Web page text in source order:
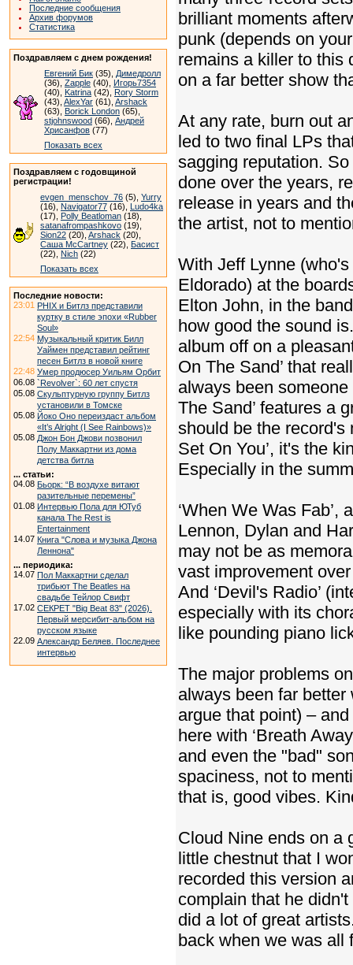
Последние сообщения
Архив форумов
Статистика
Поздравляем с днем рождения!
Евгений Бик (35), Димедролл
(36), Zapple (40), Игорь7354
(40), Katrina (42), Rory Storm
(43), AlexYar (61), Arshack
(63), Borick London (65),
stjohnswood (66), Андрей
Хрисанфов (77)
Показать всех
Поздравляем с годовщиной
регистрации!
evgen_menschov_76 (5), Yurry
(16), Navigator77 (16), Ludo4ka
(17), Polly Beatloman (18),
satanafrompashkovo (19),
Sion22 (20), Arshack (20),
Саша McCartney (22), Басист
(22), Nich (22)
Показать всех
Последние новости:
23:01 PHIX и Битлз представили
куртку в стиле эпохи «Rubber
Soul»
22:54 Музыкальный критик Билл
Уаймен представил рейтинг
песен Битлз в новой книге
22:48 Умер продюсер Уильям Орбит
06.08 `Revolver`: 60 лет спустя
05.08 Скульптурную группу Битлз
установили в Томске
05.08 Йоко Оно переиздаст альбом
«It’s Alright (I See Rainbows)»
05.08 Джон Бон Джови позвонил
Полу Маккартни из дома
детства битла
... статьи:
04.08 Бьорк: “В воздухе витают
разительные перемены”
01.08 Интервью Пола для ЮТуб
канала The Rest is
Entertainment
14.07 Книга "Слова и музыка Джона
Леннона"
... периодика:
14.07 Пол Маккартни сделал
трибьют The Beatles на
свадьбе Тейлор Свифт
17.02 СЕКРЕТ "Big Beat 83" (2026).
Первый мерсибит-альбом на
русском языке
22.09 Александр Беляев. Последнее
интервью
brilliant moments
punk (depends on
remains a killer to this
on a far better show
At any rate, burn out
led to two final LPs
sagging reputation.
done over the years,
release in years and
the artist, not to
With Jeff Lynne
Eldorado) at the
Elton John, in the
how good the sound
album off on a
On The Sand’ that
always been
The Sand’ features a
should be the record's
Set On You’, it's the
Especially in the
‘When We Was
Lennon, Dylan and
may not be as
vast improvement
And ‘Devil's Radio’
especially with its
like pounding piano
The major problems
always been far better
argue that point) –
here with ‘Breath
and even the "bad"
spaciness, not to
that is, good vibes.
Cloud Nine ends on a
little chestnut that I
recorded this version
complain that he
did a lot of great
back when we was all